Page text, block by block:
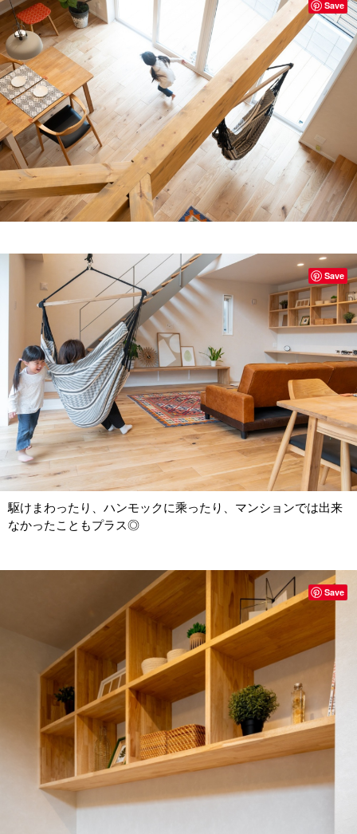
Save
駆けまわったり、ハンモックに乘ったり、マンションでは出来
なかったこともプラス◎
Save
Save